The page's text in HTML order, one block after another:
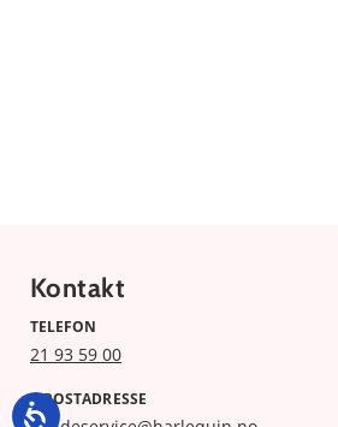
Kontakt
TELEFON
21 93 59 00
E-POSTADRESSE